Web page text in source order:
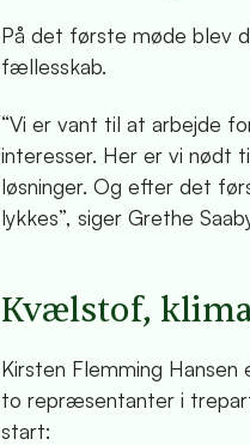
På det første møde blev
fællesskab.
“Vi er vant til at arbejde
interesser. Her er vi nødt
løsninger. Og efter det
lykkes”, siger Grethe
Kvælstof,
Kirsten Flemming
to repræsentanter i
start: